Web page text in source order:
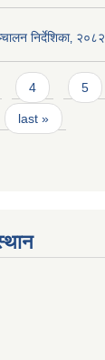
निर्देशिका‚ २०८२
4 5
last »